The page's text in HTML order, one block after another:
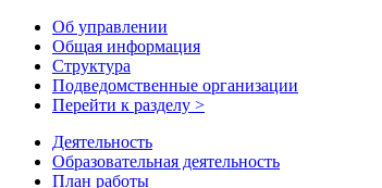
Об управлении
Общая информация
Структура
Подведомственные организации
Перейти к разделу >
Деятельность
Образовательная деятельность
План работы